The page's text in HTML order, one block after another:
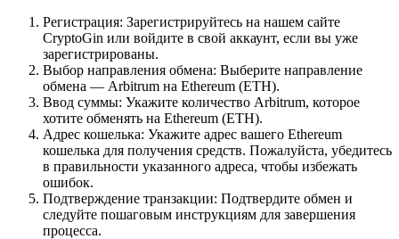
Регистрация: Зарегистрируйтесь на нашем сайте
CryptoGin или войдите в свой аккаунт, если вы уже
зарегистрированы.
Выбор направления обмена: Выберите направление
обмена — Arbitrum на Ethereum (ETH).
Ввод суммы: Укажите количество Arbitrum, которое
хотите обменять на Ethereum (ETH).
Адрес кошелька: Укажите адрес вашего Ethereum
кошелька для получения средств. Пожалуйста, убедитесь
в правильности указанного адреса, чтобы избежать
ошибок.
Подтверждение транзакции: Подтвердите обмен и
следуйте пошаговым инструкциям для завершения
процесса.